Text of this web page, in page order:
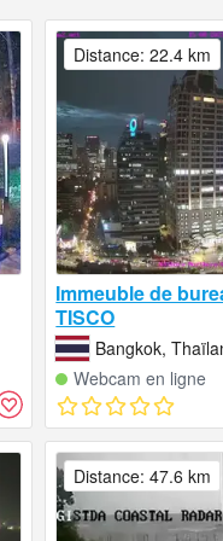
Immeuble de
TISCO
Bangkok,
Webcam en ligne
Distance: 22.4 km
Distance: 47.6 km